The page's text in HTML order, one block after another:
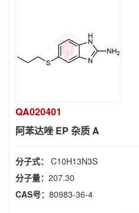
QA020401
阿苯达唑 EP 杂质 A
分子式： C10H13N3S
分子量： 207.30
CAS号： 80983-36-4